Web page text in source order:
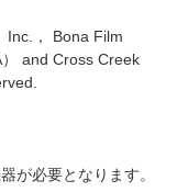
Inc.， Bona Film
and Cross Creek
が必要となります。